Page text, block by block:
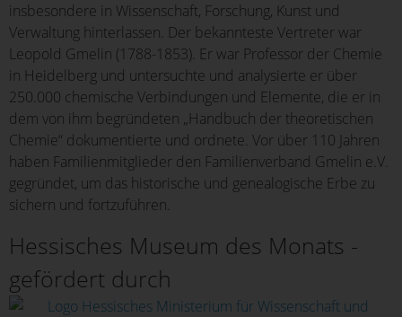
insbesondere in Wissenschaft, Forschung, Kunst und
Verwaltung hinterlassen. Der bekannteste Vertreter war
Leopold Gmelin (1788-1853). Er war Professor der Chemie
in Heidelberg und untersuchte und analysierte er über
250.000 chemische Verbindungen und Elemente, die er in
dem von ihm begründeten „Handbuch der theoretischen
Chemie“ dokumentierte und ordnete. Vor über 110 Jahren
haben Familienmitglieder den Familienverband Gmelin e.V.
gegründet, um das historische und genealogische Erbe zu
sichern und fortzuführen.
Hessisches Museum des Monats -
gefördert durch